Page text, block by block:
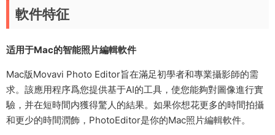
軟件特征
适用于Mac的智能照片編輯軟件
Mac版Movavi Photo Editor旨在滿足初學者和專業攝影師的需
求。該應用程序爲您提供基于AI的工具，使您能夠對圖像進行實
驗，并在短時間内獲得驚人的結果。如果你想花更多的時間拍攝
和更少的時間潤飾，PhotoEditor是你的Mac照片編輯軟件。